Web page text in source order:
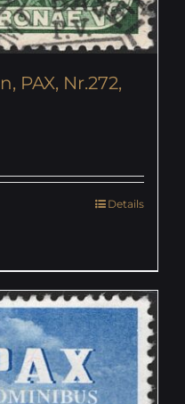
PAX, Nr.272,
Details